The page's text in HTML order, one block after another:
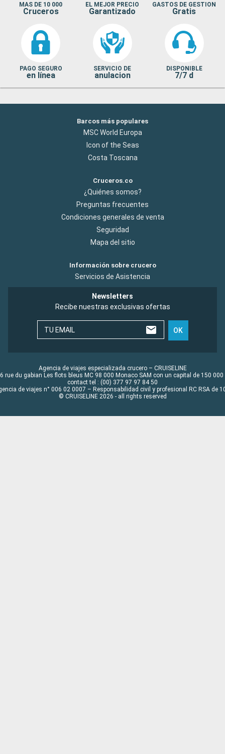
MAS DE 10 000
Cruceros
EL MEJOR PRECIO
Garantizado
GASTOS DE GESTION
Gratis
PAGO SEGURO
en línea
SERVICIO DE
anulacion
DISPONIBLE
7/7 d
Barcos más populares
MSC World Europa
Icon of the Seas
Costa Toscana
Cruceros.co
¿Quiénes somos?
Preguntas frecuentes
Condiciones generales de venta
Seguridad
Mapa del sitio
Información sobre crucero
Servicios de Asistencia
Newsletters
Recibe nuestras exclusivas ofertas
TU EMAIL OK
Agencia de viajes especializada crucero – CRUISELINE
rue du gabian Les flots bleus MC 98 000 Monaco SAM con un capital de 150 000
contact tel : (00) 377 97 97 84 50
de viajes n° 006 02 0007 – Responsabilidad civil y profesional RC RSA de
© CRUISELINE 2026 - all rights reserved